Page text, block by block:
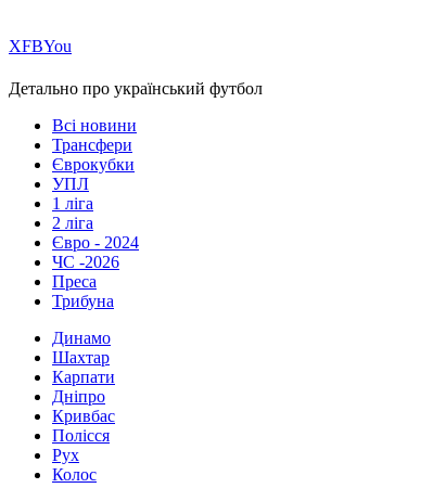
ХFBYou
Детально про український футбол
Всі новини
Трансфери
Єврокубки
УПЛ
1 ліга
2 ліга
Євро - 2024
ЧС -2026
Преса
Трибуна
Динамо
Шахтар
Карпати
Дніпро
Кривбас
Полісся
Рух
Колос